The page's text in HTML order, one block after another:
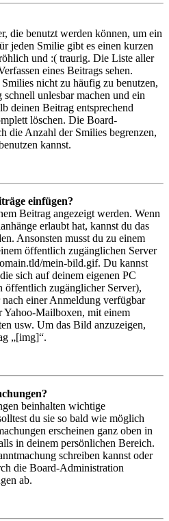
die benutzt werden können, um ein
jeden Smilie gibt es einen kurzen
und :( traurig. Die Liste aller
eines Beitrags sehen.
nicht zu häufig zu benutzen,
unlesbar machen und ein
deinen Beitrag entsprechend
löschen. Die Board-
die Anzahl der Smilies begrenzen,
kannst.
einfügen?
Beitrag angezeigt werden. Wenn
erlaubt hat, kannst du das
Ansonsten musst du zu einem
öffentlich zugänglichen Server
mein-bild.gif. Du kannst
sich auf deinem eigenen PC
öffentlich zugänglicher Server),
einer Anmeldung verfügbar
Mailboxen, mit einem
usw. Um das Bild anzuzeigen,
„[img]“.
beinhalten wichtige
du sie so bald wie möglich
erscheinen ganz oben in
in deinem persönlichen Bereich.
schreiben kannst oder
die Board-Administration
ab.